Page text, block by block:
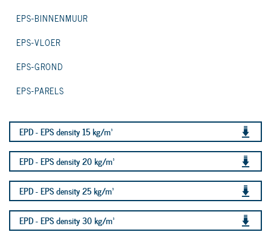
EPS-BINNENMUUR
EPS-VLOER
EPS-GROND
EPS-PARELS
EPD - EPS density 15 kg/m³
EPD - EPS density 20 kg/m³
EPD - EPS density 25 kg/m³
EPD - EPS density 30 kg/m³